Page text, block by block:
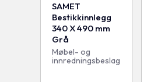
SAMET
Bestikkinnlegg
340 X 490 mm
Grå
Møbel- og
innredningsbeslag